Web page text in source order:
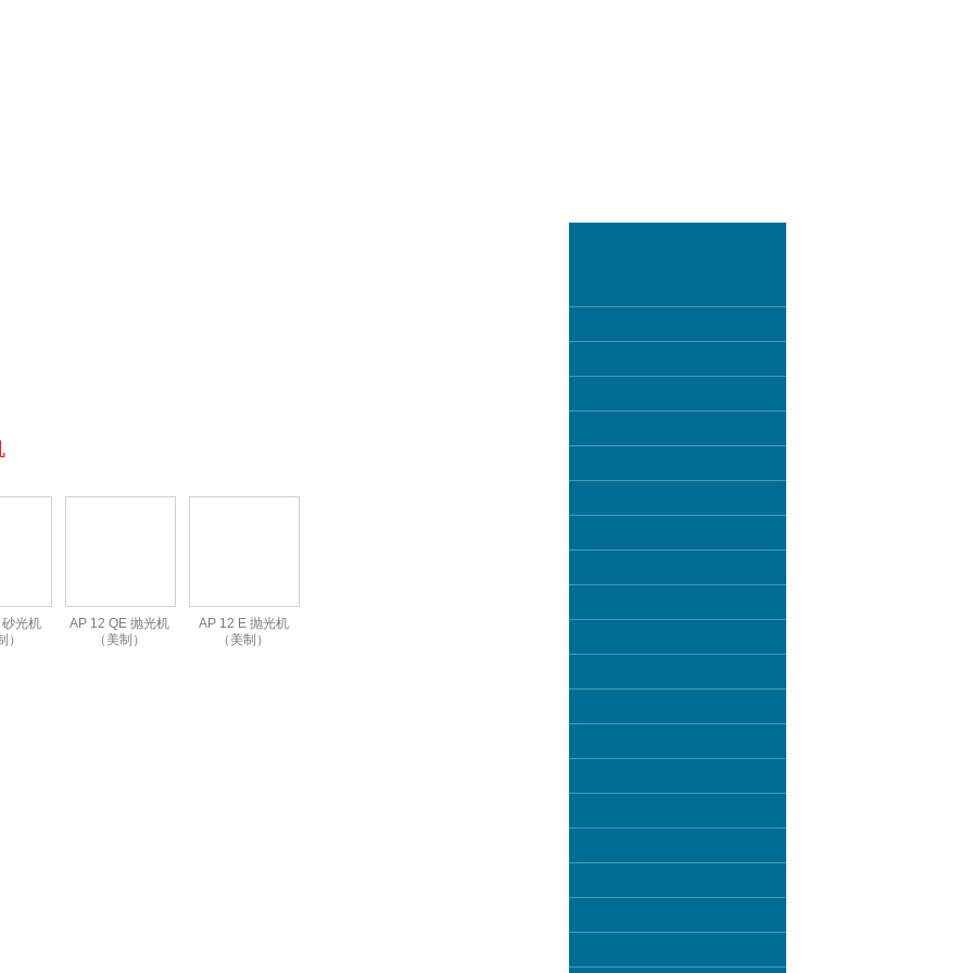
光机
）
AP 12 QE 抛光机
（美制）
AP 12 E 抛光机
（美制）